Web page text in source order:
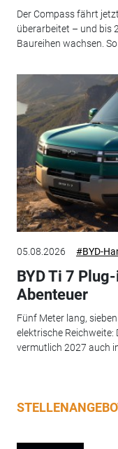
Der Compass fährt
überarbeitet – und bis
Baureihen wachsen.
05.08.2026 #BYD-
BYD Ti 7
Abenteuer
Fünf Meter lang,
elektrische Reichweite:
vermutlich 2027 auch